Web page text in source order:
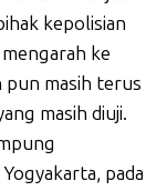
kepolisian
ke
pun masih terus
masih diuji.
pada